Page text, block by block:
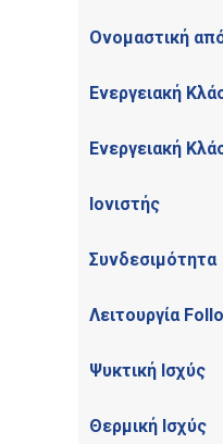
Ονομαστική
Ενεργειακή
Ενεργειακή
Ιονιστής
Συνδεσιμότητα
Λειτουργία
Ψυκτική Ισχύς
Θερμική Ισχύς